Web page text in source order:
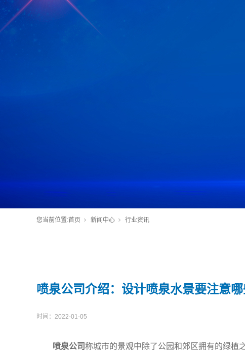
您当前位置:首页 新闻中心 行业资讯
喷泉公司介绍：设计喷泉水景要注意
时间： 2022-01-05
喷泉公司 称城市的景观中除了公园和郊区拥有的绿植